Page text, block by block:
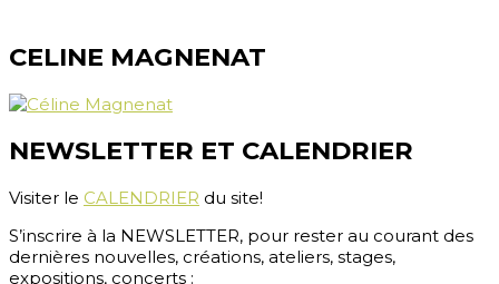
CELINE MAGNENAT
NEWSLETTER ET CALENDRIER
Visiter le CALENDRIER du site!
S’inscrire à la NEWSLETTER, pour rester au courant des
dernières nouvelles, créations, ateliers, stages,
expositions, concerts :